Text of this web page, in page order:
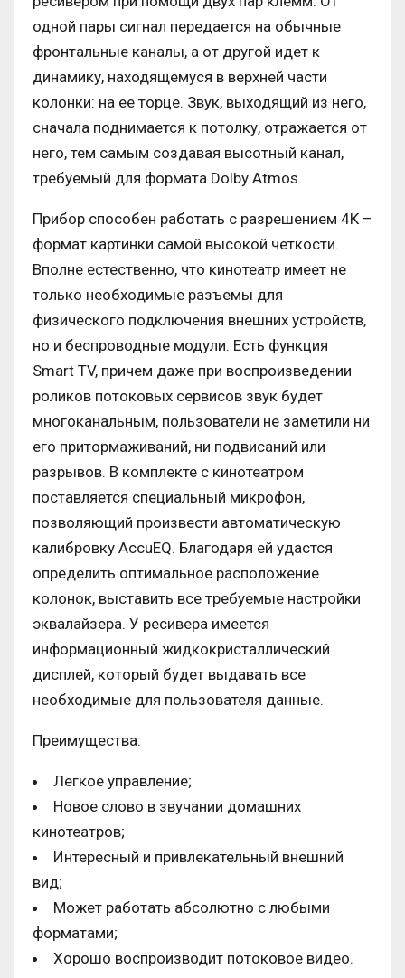
одной пары сигнал передается на обычные
фронтальные каналы, а от другой идет к
динамику, находящемуся в верхней части
колонки: на ее торце. Звук, выходящий из него,
сначала поднимается к потолку, отражается от
него, тем самым создавая высотный канал,
требуемый для формата Dolby Atmos.
Прибор способен работать с разрешением 4К –
формат картинки самой высокой четкости.
Вполне естественно, что кинотеатр имеет не
только необходимые разъемы для
физического подключения внешних устройств,
но и беспроводные модули. Есть функция
Smart TV, причем даже при воспроизведении
роликов потоковых сервисов звук будет
многоканальным, пользователи не заметили ни
его притормаживаний, ни подвисаний или
разрывов. В комплекте с кинотеатром
поставляется специальный микрофон,
позволяющий произвести автоматическую
калибровку AccuEQ. Благодаря ей удастся
определить оптимальное расположение
колонок, выставить все требуемые настройки
эквалайзера. У ресивера имеется
информационный жидкокристаллический
дисплей, который будет выдавать все
необходимые для пользователя данные.
Преимущества:
Легкое управление;
Новое слово в звучании домашних
кинотеатров;
Интересный и привлекательный внешний
вид;
Может работать абсолютно с любыми
форматами;
Хорошо воспроизводит потоковое видео.